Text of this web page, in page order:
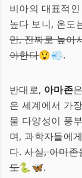
비아의 대표적
높다 보니, 온도
만, 진짜로 높아
야한다😲💨.
반대로, 아마존
은 세계에서 가
물 다양성이 풍
며, 과학자들에
다.사실, 아마존
도🐍🦋.